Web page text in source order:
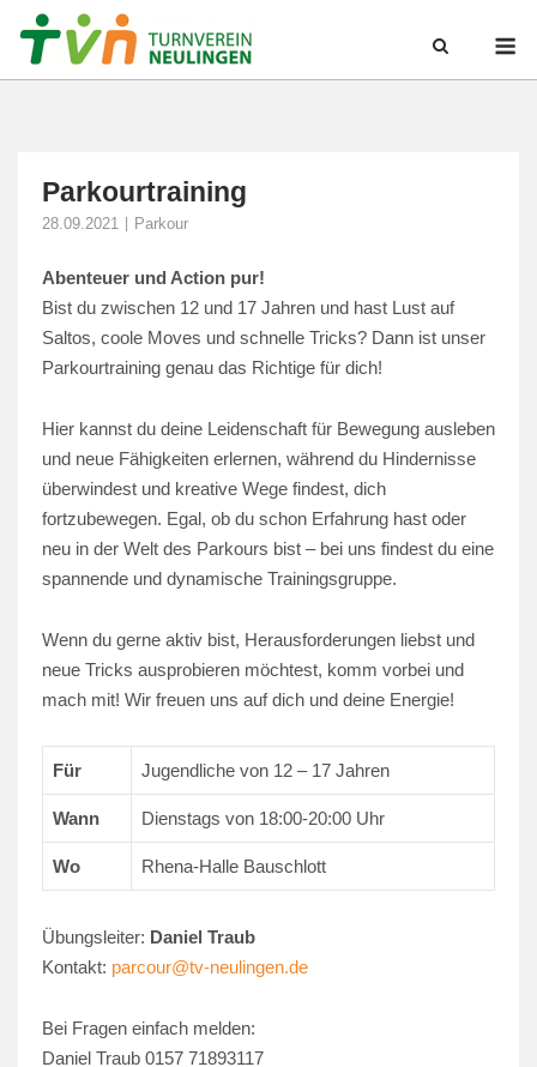
Parkourtraining
28.09.2021 Parkour
Abenteuer und Action pur!
Bist du zwischen 12 und 17 Jahren und hast Lust auf
Saltos, coole Moves und schnelle Tricks? Dann ist unser
Parkourtraining genau das Richtige für dich!
Hier kannst du deine Leidenschaft für Bewegung ausleben
und neue Fähigkeiten erlernen, während du Hindernisse
überwindest und kreative Wege findest, dich
fortzubewegen. Egal, ob du schon Erfahrung hast oder
neu in der Welt des Parkours bist – bei uns findest du eine
spannende und dynamische Trainingsgruppe.
Wenn du gerne aktiv bist, Herausforderungen liebst und
neue Tricks ausprobieren möchtest, komm vorbei und
mach mit! Wir freuen uns auf dich und deine Energie!
Für Jugendliche von 12 – 17 Jahren
Wann Dienstags von 18:00-20:00 Uhr
Wo Rhena-Halle Bauschlott
Übungsleiter: Daniel Traub
Kontakt: parcour@tv-neulingen.de
Bei Fragen einfach melden:
Daniel Traub 0157 71893117